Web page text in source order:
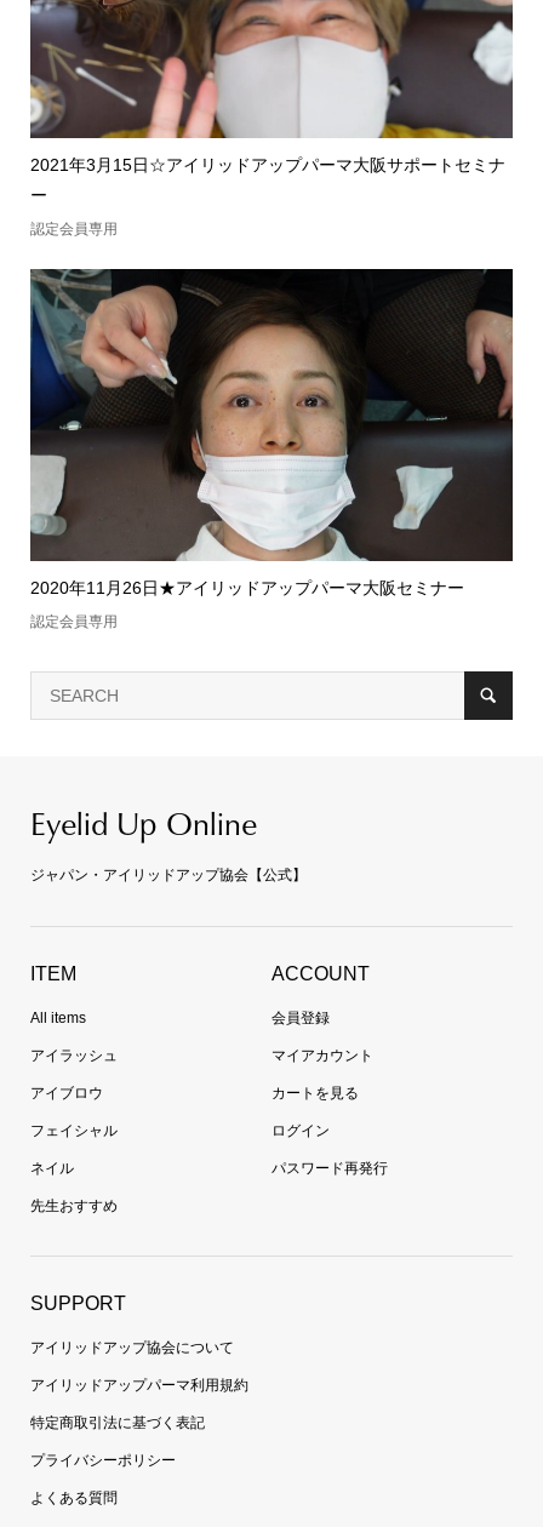
2021年3月15日☆アイリッドアップパーマ大阪サポートセミナ
ー
認定会員専用
2020年11月26日★アイリッドアップパーマ大阪セミナー
認定会員専用
Eyelid Up Online
ジャパン・アイリッドアップ協会【公式】
ITEM
All items
アイラッシュ
アイブロウ
フェイシャル
ネイル
先生おすすめ
ACCOUNT
会員登録
マイアカウント
カートを見る
ログイン
パスワード再発行
SUPPORT
アイリッドアップ協会について
アイリッドアップパーマ利用規約
特定商取引法に基づく表記
プライバシーポリシー
よくある質問